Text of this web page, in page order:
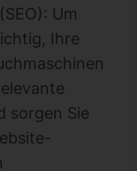
Um
Ihre
sorgen Sie